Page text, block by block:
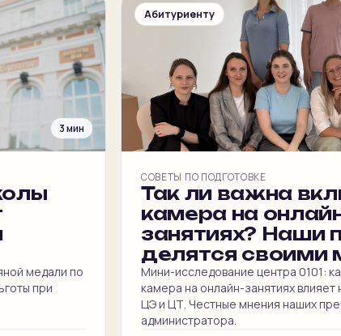
3 мин
медали по
при
Абитуриенту
СОВЕТЫ ПО ПОДГОТОВКЕ
Так ли важна
камера на
занятиях? Наши
делятся своими
Мини-исследование центра 0101:
камера на онлайн-занятиях влияет
ЦЭ и ЦТ. Честные мнения наших
администратора.